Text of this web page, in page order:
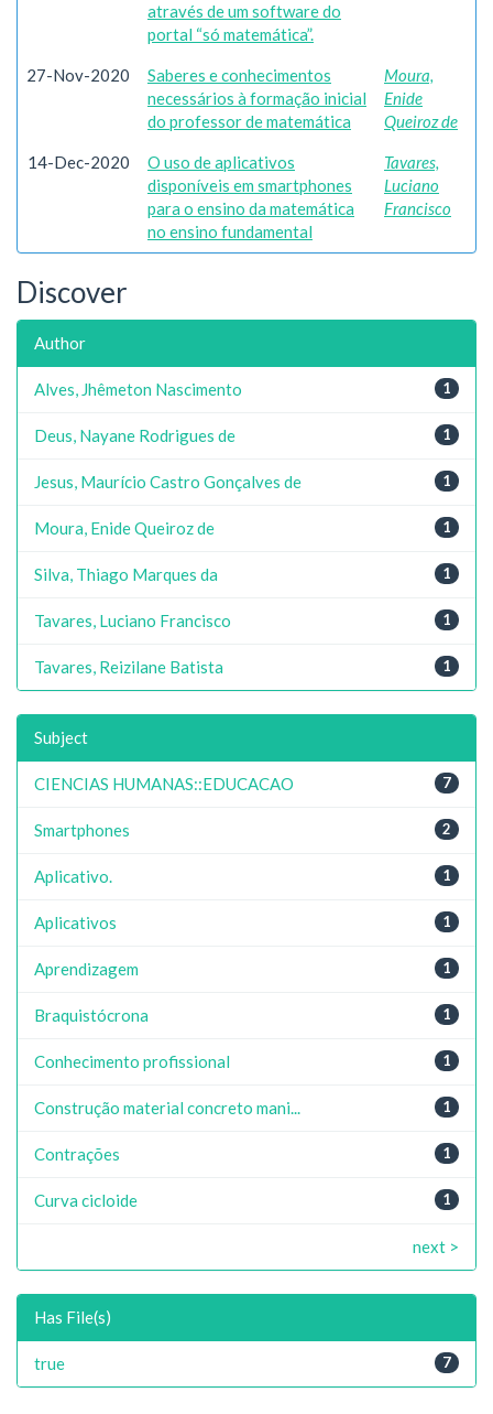
através de um software do
portal “só matemática”.
27-Nov-2020
Saberes e conhecimentos
necessários à formação inicial
do professor de matemática
Moura,
Enide
Queiroz de
14-Dec-2020
O uso de aplicativos
disponíveis em smartphones
para o ensino da matemática
no ensino fundamental
Tavares,
Luciano
Francisco
Discover
Author
1
Alves, Jhêmeton Nascimento
1
Deus, Nayane Rodrigues de
1
Jesus, Maurício Castro Gonçalves de
1
Moura, Enide Queiroz de
1
Silva, Thiago Marques da
1
Tavares, Luciano Francisco
1
Tavares, Reizilane Batista
Subject
7
CIENCIAS HUMANAS::EDUCACAO
2
Smartphones
1
Aplicativo.
1
Aplicativos
1
Aprendizagem
1
Braquistócrona
1
Conhecimento profissional
1
Construção material concreto mani...
1
Contrações
1
Curva cicloide
next >
Has File(s)
7
true